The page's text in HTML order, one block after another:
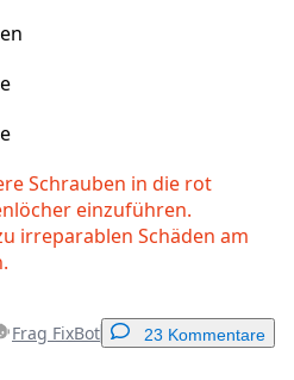
Schrauben in die rot
einzuführen.
irreparablen Schäden am
Frag FixBot 23 Kommentare